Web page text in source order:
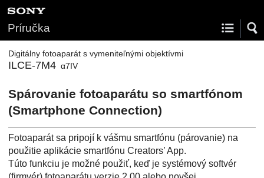
Príručka
Digitálny fotoaparát s vymeniteľnými objektívmi
ILCE-7M4 α7IV
Spárovanie fotoaparátu so smartfónom
(Smartphone Connection)
Fotoaparát sa pripojí k vášmu smartfónu (párovanie) na
použitie aplikácie smartfónu Creators’ App.
Túto funkciu je možné použiť, keď je systémový softvér